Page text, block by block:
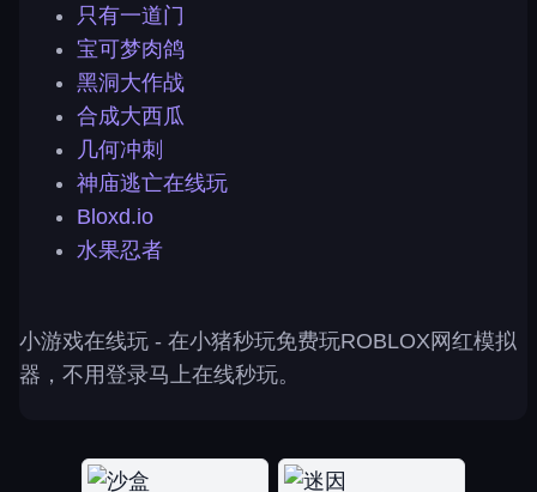
只有一道门
宝可梦肉鸽
黑洞大作战
合成大西瓜
几何冲刺
神庙逃亡在线玩
Bloxd.io
水果忍者
小游戏在线玩 - 在小猪秒玩免费玩ROBLOX网红模拟
器，不用登录马上在线秒玩。